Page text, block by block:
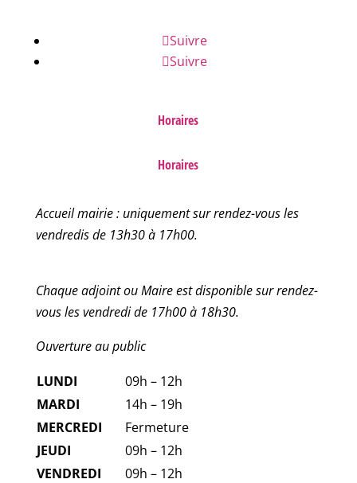
Suivre
Suivre
Horaires
Horaires
Accueil mairie : uniquement sur rendez-vous les
vendredis de 13h30 à 17h00.
Chaque adjoint ou Maire est disponible sur rendez-
vous les vendredi de 17h00 à 18h30.
Ouverture au public
LUNDI
09h – 12h
MARDI
14h – 19h
MERCREDI
Fermeture
JEUDI
09h – 12h
VENDREDI
09h – 12h